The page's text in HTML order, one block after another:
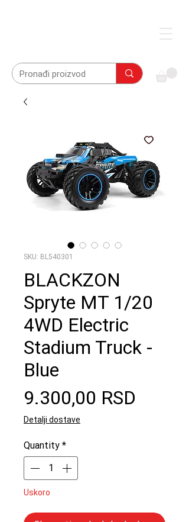
SKU: BL540301
BLACKZON
Spryte MT 1/20
4WD Electric
Stadium Truck -
Blue
9.300,00 RSD
Detalji dostave
Quantity *
Uskoro